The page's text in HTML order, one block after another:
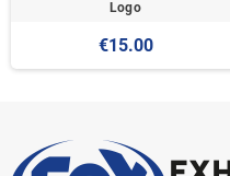
Logo
€15.00